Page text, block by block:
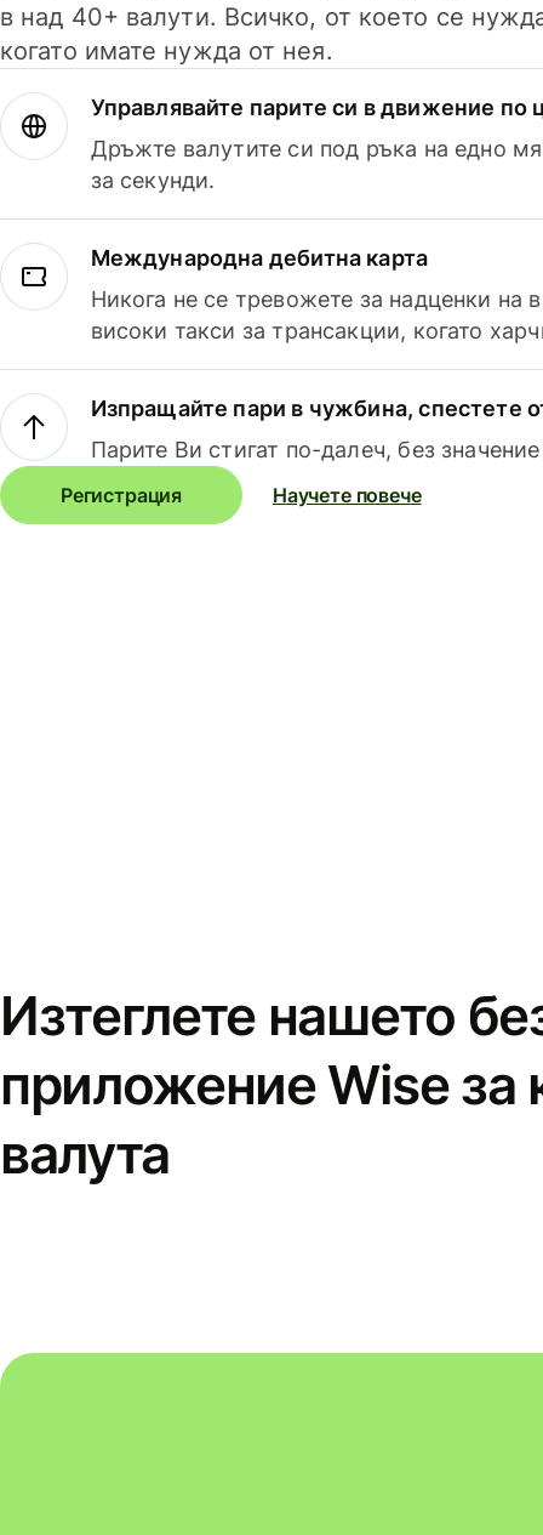
в над 40+ валути. Всичко, от което се
когато имате нужда от нея.
Управлявайте парите си в движение по
Дръжте валутите си под ръка на едно
за секунди.
Международна дебитна карта
Никога не се тревожете за надценки на
високи такси за трансакции, когато
Изпращайте пари в чужбина, спестете
Парите Ви стигат по-далеч, без
Регистрация Научете повече
Изтеглете нашето
приложение Wise за
валута